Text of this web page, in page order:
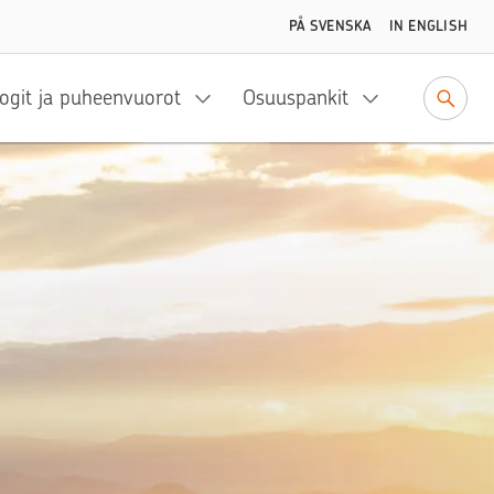
PÅ SVENSKA IN ENGLISH
ja puheenvuorot Osuuspankit